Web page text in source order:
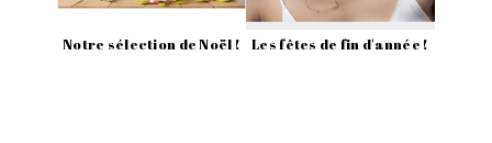
Notre sélection de Noël ! Les fêtes de fin d'année !